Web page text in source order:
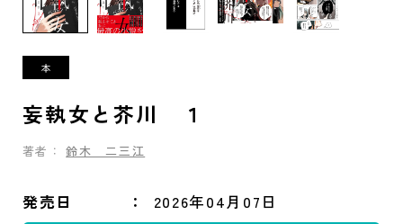
妄執女と芥川 １
著者： 鈴木 二三江
発売日 2026年04月07日